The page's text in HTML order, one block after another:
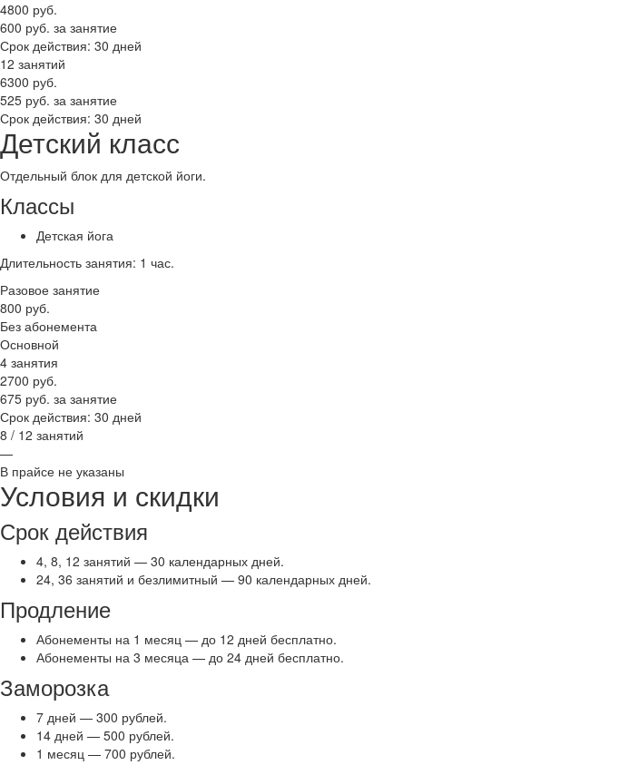
4800 руб.
600 руб. за занятие
Срок действия: 30 дней
12 занятий
6300 руб.
525 руб. за занятие
Срок действия: 30 дней
Детский класс
Отдельный блок для детской йоги.
Классы
Детская йога
Длительность занятия: 1 час.
Разовое занятие
800 руб.
Без абонемента
Основной
4 занятия
2700 руб.
675 руб. за занятие
Срок действия: 30 дней
8 / 12 занятий
—
В прайсе не указаны
Условия и скидки
Срок действия
4, 8, 12 занятий — 30 календарных дней.
24, 36 занятий и безлимитный — 90 календарных дней.
Продление
Абонементы на 1 месяц — до 12 дней бесплатно.
Абонементы на 3 месяца — до 24 дней бесплатно.
Заморозка
7 дней — 300 рублей.
14 дней — 500 рублей.
1 месяц — 700 рублей.